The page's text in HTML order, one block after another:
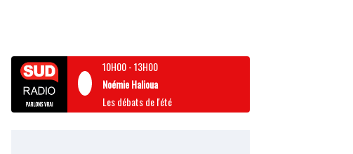
10H00-13H00
Noémie Halioua
Les débats de l'été